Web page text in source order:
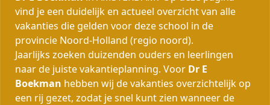
vind je een duidelijk en actueel overzicht van alle
vakanties die gelden voor deze school in de
provincie Noord-Holland (regio noord).
Jaarlijks zoeken duizenden ouders en leerlingen
naar de juiste vakantieplanning. Voor Dr E
Boekman hebben wij de vakanties overzichtelijk op
een rij gezet, zodat je snel kunt zien wanneer de